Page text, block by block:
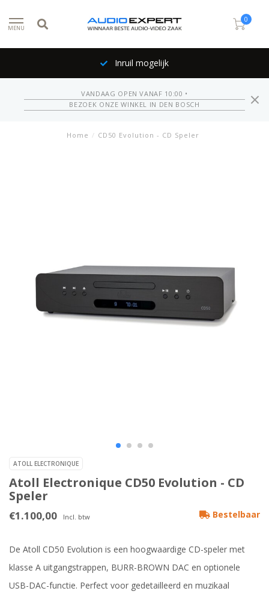
MENU
0
Inruil mogelijk
VANDAAG OPEN VANAF 10:00 •
BEZOEK ONZE WINKEL IN DEN BOSCH
Home / CD50 Evolution - CD Speler
ATOLL ELECTRONIQUE
Atoll Electronique CD50 Evolution - CD
Speler
€1.100,00 Incl. btw Bestelbaar
De Atoll CD50 Evolution is een hoogwaardige CD-speler met
klasse A uitgangstrappen, BURR-BROWN DAC en optionele
USB-DAC-functie. Perfect voor gedetailleerd en muzikaal